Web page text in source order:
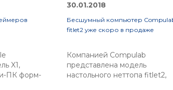
X1,
ПК форм-
30.01.2018
Бесшумный компьютер
fitlet2 уже скоро в продаже
Компанией Compulab
представлена модель
настольного неттопа fitlet2,